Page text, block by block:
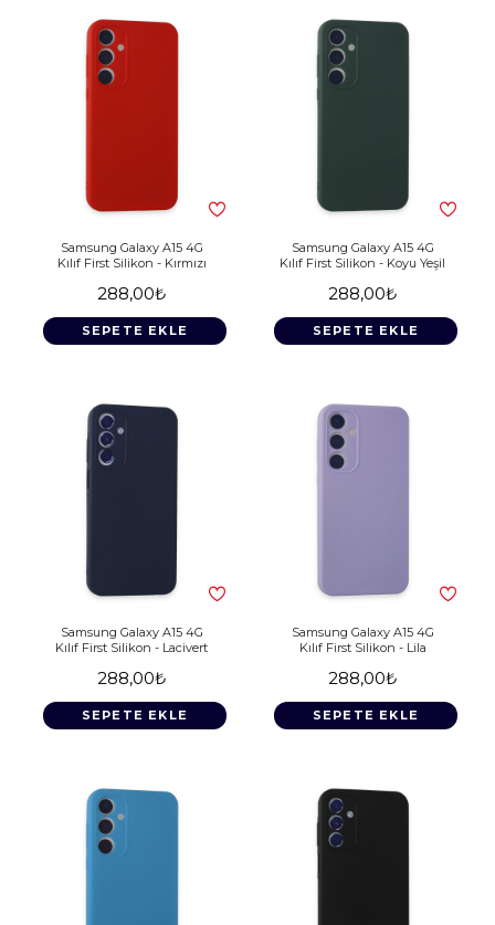
Samsung Galaxy A15 4G
Kılıf First Silikon - Kırmızı
288,00₺
SEPETE EKLE
Samsung Galaxy A15 4G
Kılıf First Silikon - Koyu Yeşil
288,00₺
SEPETE EKLE
Samsung Galaxy A15 4G
Kılıf First Silikon - Lacivert
288,00₺
SEPETE EKLE
Samsung Galaxy A15 4G
Kılıf First Silikon - Lila
288,00₺
SEPETE EKLE